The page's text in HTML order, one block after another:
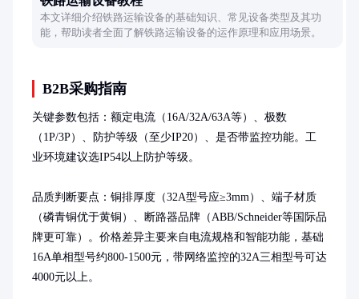
本文详细介绍铁路运输设备的基础知识、常见设备类型及其功
能，帮助读者全面了解铁路运输设备的运作原理和应用场景。
B2B采购指南
关键参数包括：额定电流（16A/32A/63A等）、极数
（1P/3P）、防护等级（至少IP20）、是否带监控功能。工
业环境建议选IP54以上防护等级。
品质判断要点：铜排厚度（32A型号应≥3mm）、端子材质
（磷青铜优于黄铜）、断路器品牌（ABB/Schneider等国际品
牌更可靠）。价格差异主要来自电流规格和智能功能，基础
16A单相型号约800-1500元，带网络监控的32A三相型号可达
4000元以上。